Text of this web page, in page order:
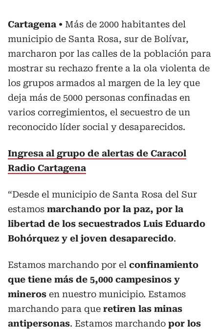
Cartagena
Más de 2000 habitantes del
municipio de Santa Rosa, sur de Bolívar,
marcharon por las calles de la población para
mostrar su rechazo frente a la ola violenta de
los grupos armados al margen de la ley que
deja más de 5000 personas confinadas en
varios corregimientos, el secuestro de un
reconocido líder social y desaparecidos.
Ingresa al grupo de alertas de Caracol
Radio Cartagena
“Desde el municipio de Santa Rosa del Sur
estamos marchando por la paz, por la
libertad de los secuestrados Luis Eduardo
Bohórquez y el joven desaparecido.
Estamos marchando por el confinamiento
que tiene más de 5,000 campesinos y
mineros en nuestro municipio. Estamos
marchando para que retiren las minas
antipersonas. Estamos marchando por los